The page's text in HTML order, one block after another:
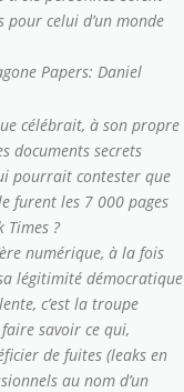
pour celui d’un monde
Papers: Daniel
célébrait, à son propre
documents secrets
pourrait contester que
furent les 7 000 pages
Times ?
numérique, à la fois
légitimité démocratique
c’est la troupe
savoir ce qui,
de fuites (leaks en
au nom d’un